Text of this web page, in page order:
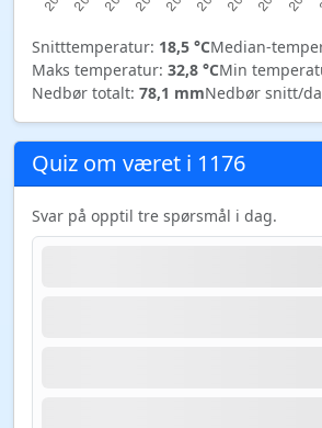
Snitttemperatur: 18,5 °CMedian-
Maks temperatur: 32,8 °CMin
Nedbør totalt: 78,1 mmNedbør snitt/
Quiz om været i 1176
Svar på opptil tre spørsmål i dag.